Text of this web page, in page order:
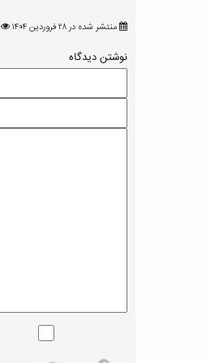
منتشر شده در ۲۸ فروردين ۱۴۰۴
نوشتن دیدگاه